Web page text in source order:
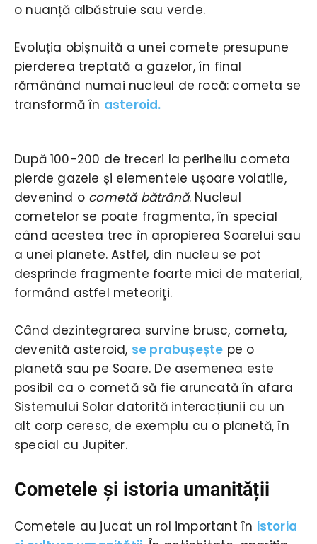
o nuanță albăstruie sau verde.
Evoluția obișnuită a unei comete presupune
pierderea treptată a gazelor, în final
rămânând numai nucleul de rocă: cometa se
transformă în asteroid.
După 100-200 de treceri la periheliu cometa
pierde gazele și elementele ușoare volatile,
devenind o cometă bătrână. Nucleul
cometelor se poate fragmenta, în special
când acestea trec în apropierea Soarelui sau
a unei planete. Astfel, din nucleu se pot
desprinde fragmente foarte mici de material,
formând astfel meteoriţi.
Când dezintegrarea survine brusc, cometa,
devenită asteroid, se prabușește pe o
planetă sau pe Soare. De asemenea este
posibil ca o cometă să fie aruncată în afara
Sistemului Solar datorită interacțiunii cu un
alt corp ceresc, de exemplu cu o planetă, în
special cu Jupiter.
Cometele și istoria umanității
Cometele au jucat un rol important în istoria